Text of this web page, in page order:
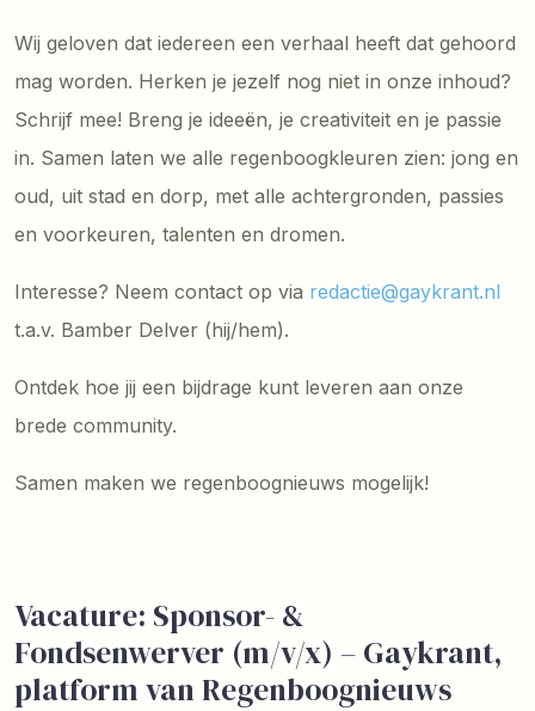
Wij geloven dat iedereen een verhaal heeft dat gehoord
mag worden. Herken je jezelf nog niet in onze inhoud?
Schrijf mee! Breng je ideeën, je creativiteit en je passie
in. Samen laten we alle regenboogkleuren zien: jong en
oud, uit stad en dorp, met alle achtergronden, passies
en voorkeuren, talenten en dromen.
Interesse? Neem contact op via redactie@gaykrant.nl
t.a.v. Bamber Delver (hij/hem).
Ontdek hoe jij een bijdrage kunt leveren aan onze
brede community.
Samen maken we regenboognieuws mogelijk!
Vacature: Sponsor- &
Fondsenwerver (m/v/x) – Gaykrant,
platform van Regenboognieuws